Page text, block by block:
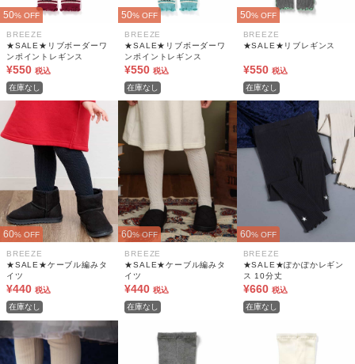
50% OFF
BREEZE
★SALE★リブボーダーワ
ンポイントレギンス
¥550 税込
在庫なし
50% OFF
BREEZE
★SALE★リブボーダーワ
ンポイントレギンス
¥550 税込
在庫なし
50% OFF
BREEZE
★SALE★リブレギンス
¥550 税込
在庫なし
60% OFF
BREEZE
★SALE★ケーブル編みタ
イツ
¥440 税込
在庫なし
60% OFF
BREEZE
★SALE★ケーブル編みタ
イツ
¥440 税込
在庫なし
60% OFF
BREEZE
★SALE★ぽかぽかレギン
ス 10分丈
¥660 税込
在庫なし